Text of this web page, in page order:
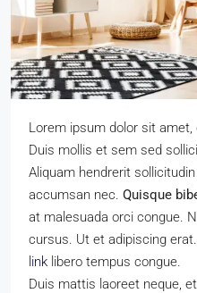
Lorem ipsum dolor sit
Duis mollis et sem sed
Aliquam hendrerit
accumsan nec. Quisque
at malesuada orci congue.
cursus. Ut et adipiscing
link libero tempus congue.
Duis mattis laoreet neque,